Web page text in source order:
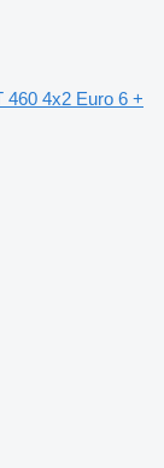
460 4x2 Euro 6 +